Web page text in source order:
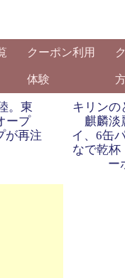
クーポン利用
体験
。東
ープ
が再注
キリンの
麒麟淡
イ、6缶
なで乾杯
ー